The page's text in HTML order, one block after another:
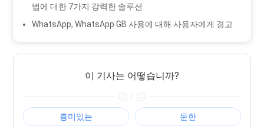
법에 대한 7가지 강력한 솔루션
WhatsApp, WhatsApp GB 사용에 대해 사용자에게 경고
이 기사는 어떻습니까?
/
흥미있는 둔한